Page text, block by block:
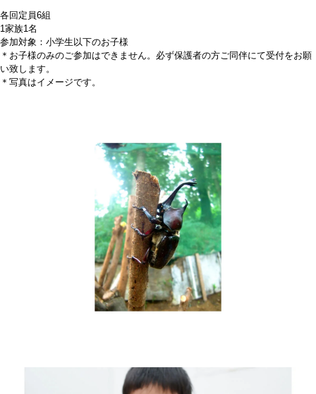
各回定員6組
1家族1名
参加対象：小学生以下のお子様
＊お子様のみのご参加はできません。必ず保護者の方ご同伴にて受付をお願
い致します。
＊写真はイメージです。